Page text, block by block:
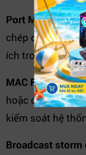
Port Mirroring:
chép dữ liệu từ
ích trong phân
MAC Filter:Quản
hoặc chặn thiết
kiểm soát hệ
Broadcast